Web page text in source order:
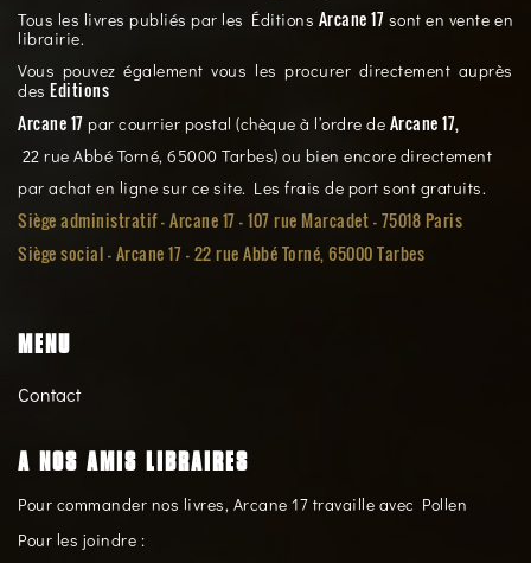
Tous les livres publiés par les Éditions Arcane 17 sont en vente en
librairie.
Vous pouvez également vous les procurer directement auprès
des Editions
Arcane 17 par courrier postal (chèque à l’ordre de Arcane 17,
22 rue Abbé Torné, 65000 Tarbes) ou bien encore directement
par achat en ligne sur ce site. Les frais de port sont gratuits.
Siège administratif - Arcane 17 - 107 rue Marcadet - 75018 Paris
Siège social -Arcane 17 - 22 rue Abbé Torné, 65000 Tarbes
MENU
Contact
A NOS AMIS LIBRAIRES
Pour commander nos livres, Arcane 17 travaille avec Pollen
Pour les joindre :